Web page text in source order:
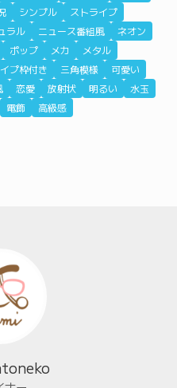
シンプル
ストライプ
ラル ニュース番組風
ネオン
ポップ メカ
メタル
プ枠付き 三角模様
可愛い
恋愛 放射状 明るい
水玉
電飾 高級感